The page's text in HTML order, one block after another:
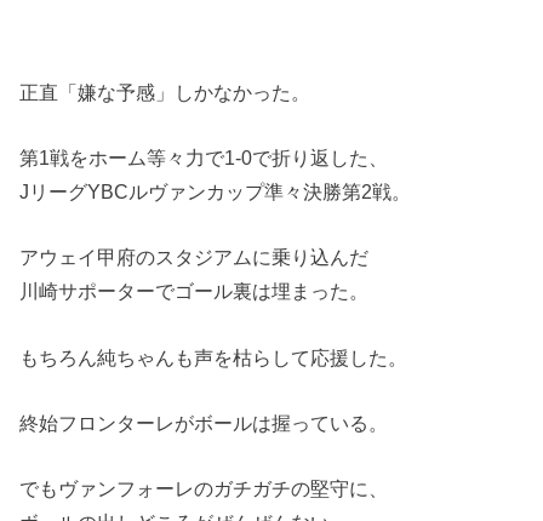
正直「嫌な予感」しかなかった。
第1戦をホーム等々力で1-0で折り返した、
JリーグYBCルヴァンカップ準々決勝第2戦。
アウェイ甲府のスタジアムに乗り込んだ
川崎サポーターでゴール裏は埋まった。
もちろん純ちゃんも声を枯らして応援した。
終始フロンターレがボールは握っている。
でもヴァンフォーレのガチガチの堅守に、